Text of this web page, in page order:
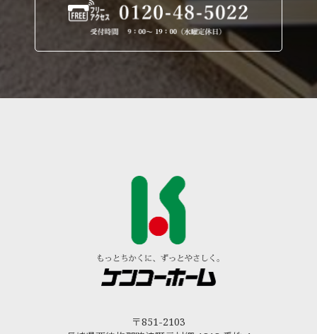
〒851-2103